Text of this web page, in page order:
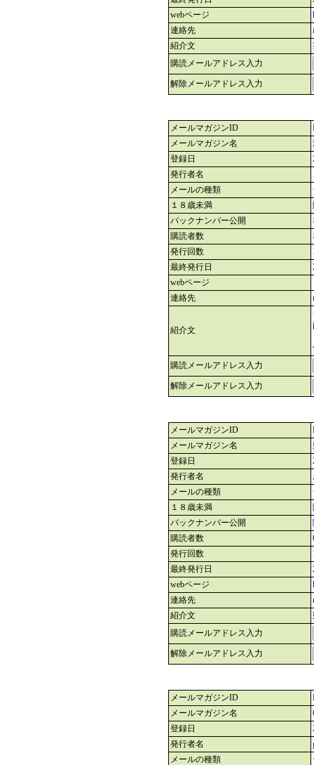
webページ
連絡先
紹介文
購読メールアドレス入力
解除メールアドレス入力
メールマガジンID
メールマガジン名
登録日
発行者名
メールの種類
１８歳未満
バックナンバー公開
購読者数
発行回数
最終発行日
webページ
連絡先
紹介文
購読メールアドレス入力
解除メールアドレス入力
メールマガジンID
メールマガジン名
登録日
発行者名
メールの種類
１８歳未満
バックナンバー公開
購読者数
発行回数
最終発行日
webページ
連絡先
紹介文
購読メールアドレス入力
解除メールアドレス入力
メールマガジンID
メールマガジン名
登録日
発行者名
メールの種類